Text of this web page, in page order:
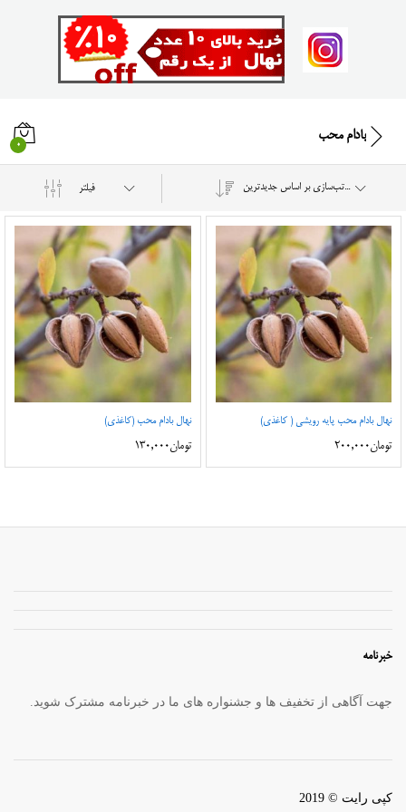
بادام محب
0
فیلتر مرتب‌سازی بر اساس جدیدترین
نهال بادام محب پایه رویشی ( کاغذی)
تومان200,000
نهال بادام محب (کاغذی)
تومان130,000
خبرنامه
جهت آگاهی از تخفیف ها و جشنواره های ما در خبرنامه مشترک شوید.
کپی رایت © 2019